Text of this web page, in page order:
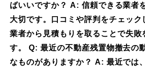
ばいいですか？ A: 信頼できる業者
大切です。口コミや評判をチェック
業者から見積もりを取ることで失敗
す。 Q: 最近の不動産残置物撤去の
なものがありますか？ A: 最近では